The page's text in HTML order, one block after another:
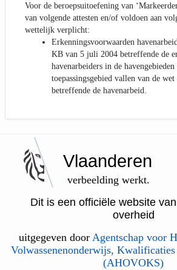
Voor de beroepsuitoefening van
van volgende attesten en/of voldoen aan
wettelijk verplicht:
Erkenningsvoorwaarden
KB van 5 juli 2004 betreffende de
havenarbeiders in de
toepassingsgebied vallen van de
betreffende de havenarbeid.
Vlaanderen
verbeelding werkt.
Dit is een officiële website
overheid
uitgegeven door Agentschap voor
Volwassenenonderwijs, Kwalificaties
(AHOVOKS)